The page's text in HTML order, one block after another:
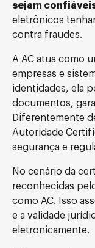
sejam
eletrônicos
contra fraudes.
A AC atua como
empresas e
identidades, ela
documentos,
Diferentemente
Autoridade
segurança e
No cenário da
reconhecidas
como AC. Isso
e a validade
eletronicamente.